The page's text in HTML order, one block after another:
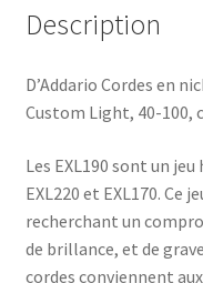
Description
D’Addario Cordes en
Custom Light, 40-100,
Les EXL190 sont un
EXL220 et EXL170. Ce
recherchant un
de brillance, et de
cordes conviennent